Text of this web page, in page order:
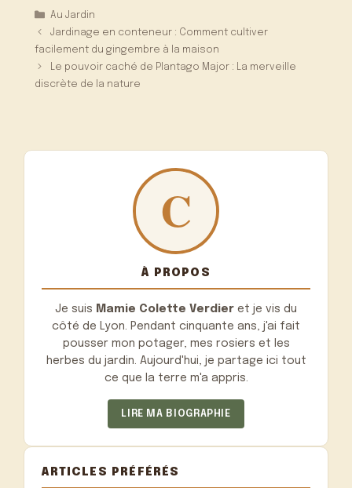
Catégories
Au Jardin
Jardinage en conteneur : Comment cultiver
facilement du gingembre à la maison
Le pouvoir caché de Plantago Major : La merveille
discrète de la nature
À PROPOS
Je suis Mamie Colette Verdier et je vis du
côté de Lyon. Pendant cinquante ans, j'ai fait
pousser mon potager, mes rosiers et les
herbes du jardin. Aujourd'hui, je partage ici tout
ce que la terre m'a appris.
LIRE MA BIOGRAPHIE
ARTICLES PRÉFÉRÉS